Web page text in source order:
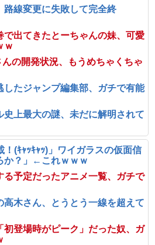
路線変更に失敗して完全終
で出てきたとーちゃんの妹、可愛
ｗ
んの開発状況、もうめちゃくちゃ
したジャンプ編集部、ガチで有能
史上最大の謎、未だに解明されて
！(ｷｬｯｷｬｯ)」ワイガラスの仮面信
か？」←これｗｗｗ
る予定だったアニメ一覧、ガチで
高木さん、とうとう一線を超えて
初登場時がピーク」だった奴、ガ